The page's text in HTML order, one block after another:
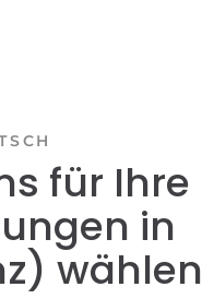
für Ihre
in
wählen